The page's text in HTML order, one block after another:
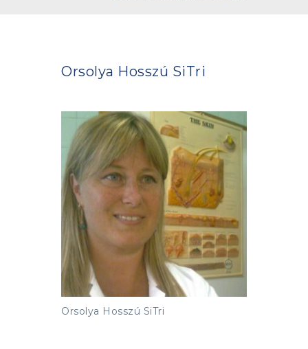
Orsolya Hosszú SiTri
Orsolya Hosszú SiTri